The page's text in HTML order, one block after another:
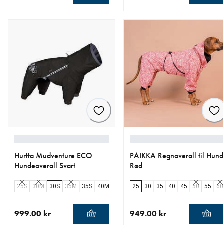
Hurtta Mudventure ECO
Hundeoverall Svart
25S 30M 30S 35M 35S 40M 50M 55M 60M 65M
999.00 kr
PAIKKA Regnoverall til Hund
Rød
25 30 35 40 45 50 55 60
949.00 kr